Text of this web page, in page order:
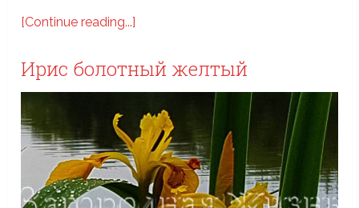
[Continue reading...]
Ирис болотный желтый